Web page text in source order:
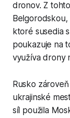
dronov. Z
ktoré susedia
poukazuje na
využíva drony
Rusko
ukrajinské
síl použila